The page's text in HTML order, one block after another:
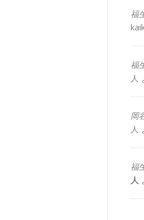
福
福
人
岡
人
福
人